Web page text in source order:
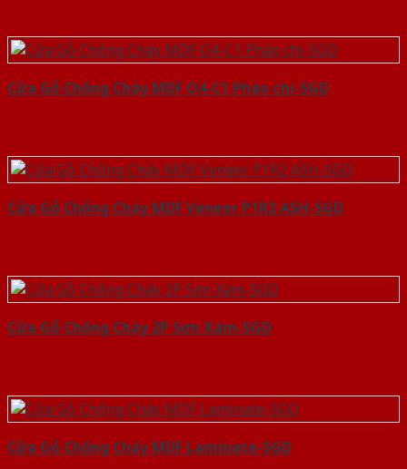
Cửa Gỗ Chống Cháy MDF O4-C1 Phào chi-SGD
Cửa Gỗ Chống Cháy MDF Veneer P1R2 ASH-SGD
Cửa Gỗ Chống Cháy 2P Sơn Xám-SGD
Cửa Gỗ Chống Cháy MDF Laminate-SGD